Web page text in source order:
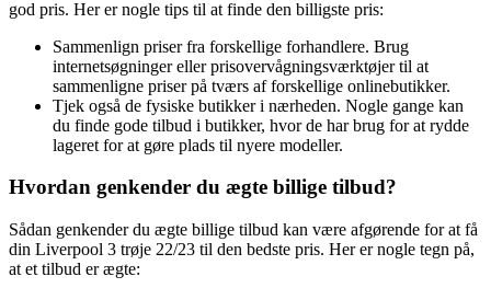
god pris. Her er nogle tips til at finde den billigste pris:
Sammenlign priser fra forskellige forhandlere. Brug
internetsøgninger eller prisovervågningsværktøjer til at
sammenligne priser på tværs af forskellige onlinebutikker.
Tjek også de fysiske butikker i nærheden. Nogle gange kan
du finde gode tilbud i butikker, hvor de har brug for at rydde
lageret for at gøre plads til nyere modeller.
Hvordan genkender du ægte billige tilbud?
Sådan genkender du ægte billige tilbud kan være afgørende for at få
din Liverpool 3 trøje 22/23 til den bedste pris. Her er nogle tegn på,
at et tilbud er ægte: